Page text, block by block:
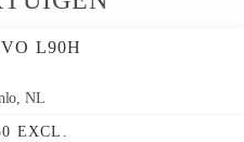
L90H
NL
EXCL.